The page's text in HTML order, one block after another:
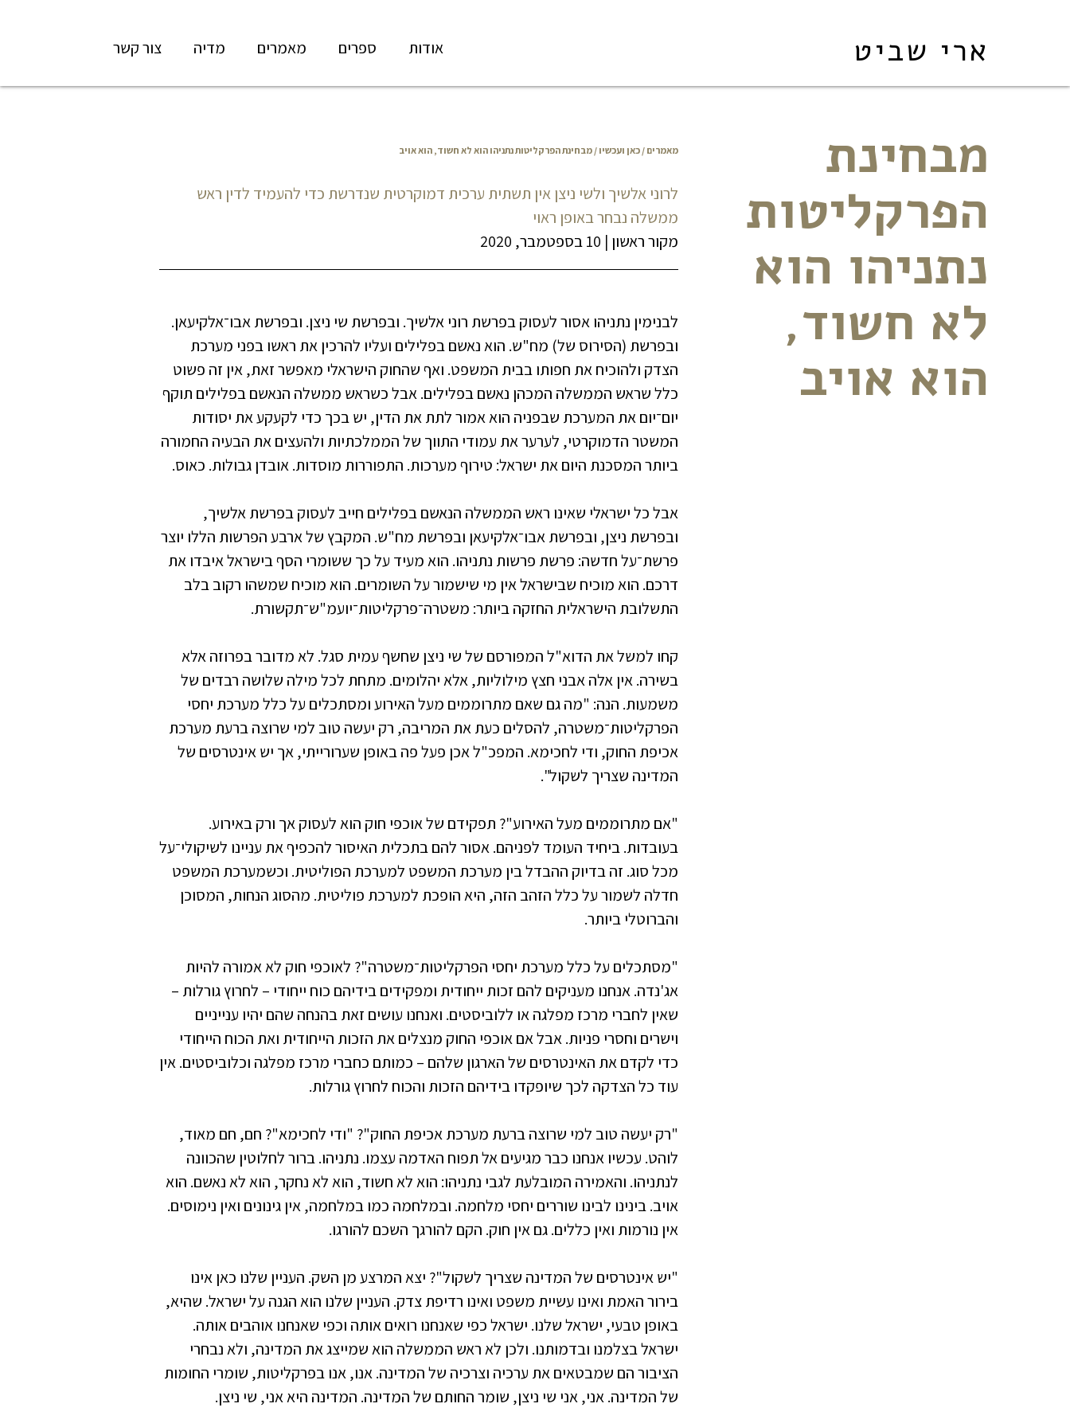
ארי שביט אודות ספרים מאמרים מדיה צור קשר
מבחינת
הפרקליטות
נתניהו הוא
לא חשוד,
הוא אויב
מאמרים / כאן ועכשיו / מבחינת הפרקליטות נתניהו הוא לא חשוד, הוא אויב
לרוני אלשיך ולשי ניצן אין תשתית ערכית דמוקרטית שנדרשת כדי להעמיד לדין ראש
ממשלה נבחר באופן ראוי
מקור ראשון | 10 בספטמבר, 2020
לבנימין נתניהו אסור לעסוק בפרשת רוני אלשיך. ובפרשת שי ניצן. ובפרשת אבו־אלקיעאן.
ובפרשת (הסירוס של) מח"ש. הוא נאשם בפלילים ועליו להרכין את ראשו בפני מערכת
הצדק ולהוכיח את חפותו בבית המשפט. ואף שהחוק הישראלי מאפשר זאת, אין זה פשוט
כלל שראש הממשלה המכהן נאשם בפלילים. אבל כשראש ממשלה הנאשם בפלילים תוקף
יום־יום את המערכת שבפניה הוא אמור לתת את הדין, יש בכך כדי לקעקע את יסודות
המשטר הדמוקרטי, לערער את עמודי התווך של הממלכתיות ולהעצים את הבעיה החמורה
ביותר המסכנת היום את ישראל: טירוף מערכות. התפוררות מוסדות. אובדן גבולות. כאוס.
אבל כל ישראלי שאינו ראש הממשלה הנאשם בפלילים חייב לעסוק בפרשת אלשיך,
ובפרשת ניצן, ובפרשת אבו־אלקיעאן ובפרשת מח"ש. המקבץ של ארבע הפרשות הללו יוצר
פרשת־על חדשה: פרשת פרשות נתניהו. הוא מעיד על כך ששומרי הסף בישראל איבדו את
דרכם. הוא מוכיח שבישראל אין מי שישמור על השומרים. הוא מוכיח שמשהו רקוב בלב
התשלובת הישראלית החזקה ביותר: משטרה־פרקליטות־יועמ"ש־תקשורת.
קחו למשל את הדוא"ל המפורסם של שי ניצן שחשף עמית סגל. לא מדובר בפרוזה אלא
בשירה. אין אלה אבני חצץ מילוליות, אלא יהלומים. מתחת לכל מילה שלושה רבדים של
משמעות. הנה: "מה גם שאם מתרוממים מעל האירוע ומסתכלים על כלל מערכת יחסי
הפרקליטות־משטרה, להסלים כעת את המריבה, רק יעשה טוב למי שרוצה ברעת מערכת
אכיפת החוק, ודי לחכימא. המפכ"ל אכן פעל פה באופן שערורייתי, אך יש אינטרסים של
המדינה שצריך לשקול".
"אם מתרוממים מעל האירוע"? תפקידם של אוכפי חוק הוא לעסוק אך ורק באירוע.
בעובדות. ביחיד העומד לפניהם. אסור להם בתכלית האיסור להכפיף את עניינו לשיקולי־על
מכל סוג. זה בדיוק ההבדל בין מערכת המשפט למערכת הפוליטית. וכשמערכת המשפט
חדלה לשמור על כלל הזהב הזה, היא הופכת למערכת פוליטית. מהסוג הנחות, המסוכן
והברוטלי ביותר.
"מסתכלים על כלל מערכת יחסי הפרקליטות־משטרה"? לאוכפי חוק לא אמורה להיות
אג'נדה. אנחנו מעניקים להם זכות ייחודית ומפקידים בידיהם כוח ייחודי – לחרוץ גורלות –
שאין לחברי מרכז מפלגה או ללוביסטים. ואנחנו עושים זאת בהנחה שהם יהיו ענייניים
וישרים וחסרי פניות. אבל אם אוכפי החוק מנצלים את הזכות הייחודית ואת הכוח הייחודי
כדי לקדם את האינטרסים של הארגון שלהם – כמותם כחברי מרכז מפלגה וכלוביסטים. אין
עוד כל הצדקה לכך שיופקדו בידיהם הזכות והכוח לחרוץ גורלות.
"רק יעשה טוב למי שרוצה ברעת מערכת אכיפת החוק"? "ודי לחכימא"? חם, חם מאוד,
לוהט. עכשיו אנחנו כבר מגיעים אל תפוח האדמה עצמו. נתניהו. ברור לחלוטין שהכוונה
לנתניהו. והאמירה המובלעת לגבי נתניהו: הוא לא חשוד, הוא לא נחקר, הוא לא נאשם. הוא
אויב. בינינו לבינו שוררים יחסי מלחמה. ובמלחמה כמו במלחמה, אין גינונים ואין נימוסים.
אין נורמות ואין כללים. גם אין חוק. הקם להורגך השכם להורגו.
"יש אינטרסים של המדינה שצריך לשקול"? יצא המרצע מן השק. העניין שלנו כאן אינו
בירור האמת ואינו עשיית משפט ואינו רדיפת צדק. העניין שלנו הוא הגנה על ישראל. שהיא,
באופן טבעי, ישראל שלנו. ישראל כפי שאנחנו רואים אותה וכפי שאנחנו אוהבים אותה.
ישראל בצלמנו ובדמותנו. ולכן לא ראש הממשלה הוא שמייצג את המדינה, ולא נבחרי
הציבור הם שמבטאים את ערכיה וצרכיה של המדינה. אנו, אנו בפרקליטות, שומרי החומות
של המדינה. אני, אני שי ניצן, שומר החותם של המדינה. המדינה היא אני, שי ניצן.